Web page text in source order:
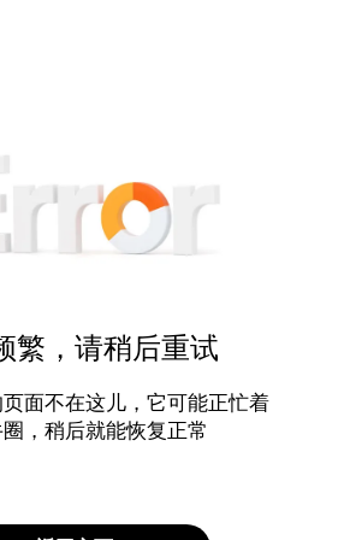
繁，请稍后重试
面不在这儿，它可能正忙着
，稍后就能恢复正常